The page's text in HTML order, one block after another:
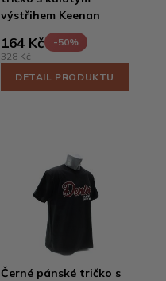
výstřihem Keenan
164 Kč
-50%
328 Kč
DETAIL PRODUKTU
Černé pánské tričko s